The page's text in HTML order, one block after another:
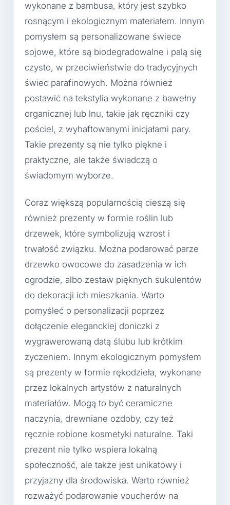
wykonane z bambusa, który jest szybko
rosnącym i ekologicznym materiałem. Innym
pomysłem są personalizowane świece
sojowe, które są biodegradowalne i palą się
czysto, w przeciwieństwie do tradycyjnych
świec parafinowych. Można również
postawić na tekstylia wykonane z bawełny
organicznej lub lnu, takie jak ręczniki czy
pościel, z wyhaftowanymi inicjałami pary.
Takie prezenty są nie tylko piękne i
praktyczne, ale także świadczą o
świadomym wyborze.
Coraz większą popularnością cieszą się
również prezenty w formie roślin lub
drzewek, które symbolizują wzrost i
trwałość związku. Można podarować parze
drzewko owocowe do zasadzenia w ich
ogrodzie, albo zestaw pięknych sukulentów
do dekoracji ich mieszkania. Warto
pomyśleć o personalizacji poprzez
dołączenie eleganckiej doniczki z
wygrawerowaną datą ślubu lub krótkim
życzeniem. Innym ekologicznym pomysłem
są prezenty w formie rękodzieła, wykonane
przez lokalnych artystów z naturalnych
materiałów. Mogą to być ceramiczne
naczynia, drewniane ozdoby, czy też
ręcznie robione kosmetyki naturalne. Taki
prezent nie tylko wspiera lokalną
społeczność, ale także jest unikatowy i
przyjazny dla środowiska. Warto również
rozważyć podarowanie voucherów na